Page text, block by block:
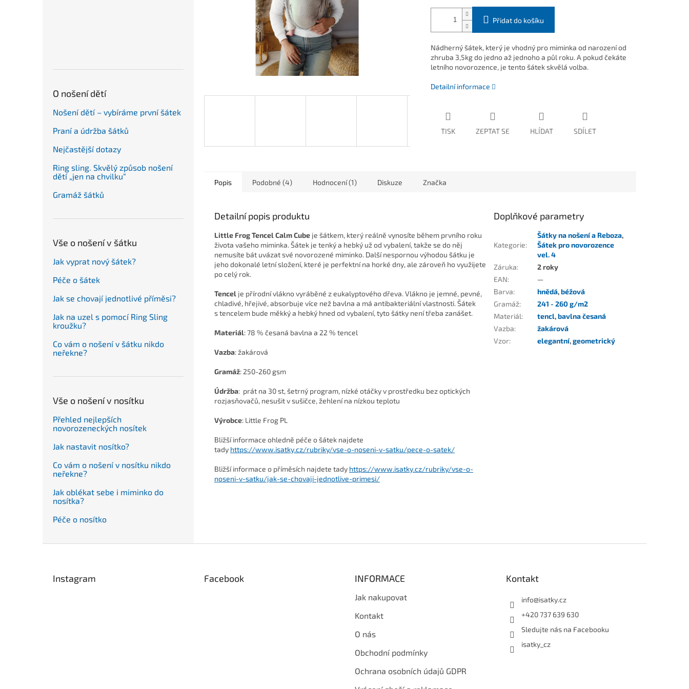
O nošení dětí
Nošení dětí – vybíráme první šátek
Praní a údržba šátků
Nejčastější dotazy
Ring sling. Skvělý způsob nošení
dětí „jen na chvilku“
Gramáž šátků
Vše o nošení v šátku
Jak vyprat nový šátek?
Péče o šátek
Jak se chovají jednotlivé příměsi?
Jak na uzel s pomocí Ring Sling
kroužku?
Co vám o nošení v šátku nikdo
neřekne?
Vše o nošení v nosítku
Přehled nejlepších
novorozeneckých nosítek
Jak nastavit nosítko?
Co vám o nošení v nosítku nikdo
neřekne?
Jak oblékat sebe i miminko do
nosítka?
Péče o nosítko
Přidat do košíku
Nádherný šátek, který je vhodný pro miminka od narození od
zhruba 3,5kg do jedno až jednoho a půl roku. A pokud čekáte
letního novorozence, je tento šátek skvělá volba.
Detailní informace
TISK ZEPTAT SE HLÍDAT SDÍLET
Popis Podobné (4) Hodnocení (1) Diskuze Značka
Detailní popis produktu
Little Frog Tencel Calm Cube je šátkem, který reálně vynosíte během prvního roku
života vašeho miminka. Šátek je tenký a hebký už od vybalení, takže se do něj
nemusíte bát uvázat své novorozené miminko. Další nespornou výhodou šátku je
jeho dokonalé letní složení, které je perfektní na horké dny, ale zároveň ho využijete
po celý rok.
Tencel je přírodní vlákno vyráběné z eukalyptového dřeva. Vlákno je jemné, pevné,
chladivé, hřejivé, absorbuje více než bavlna a má antibakteriální vlastnosti. Šátek
s tencelem bude měkký a hebký hned od vybalení, tyto šátky není třeba zanášet.
Materiál: 78 % česaná bavlna a 22 % tencel
Vazba: žakárová
Gramáž: 250-260 gsm
Údržba: prát na 30 st, šetrný program, nízké otáčky v prostředku bez optických
rozjasňovačů, nesušit v sušičce, žehlení na nízkou teplotu
Výrobce: Little Frog PL
Bližší informace ohledně péče o šátek najdete
tady https://www.isatky.cz/rubriky/vse-o-noseni-v-satku/pece-o-satek/
Bližší informace o příměsích najdete tady https://www.isatky.cz/rubriky/vse-o-
noseni-v-satku/jak-se-chovaji-jednotlive-primesi/
Doplňkové parametry
Kategorie:
Šátky na nošení a Reboza,
Šátek pro novorozence
vel. 4
Záruka:
2 roky
EAN:
—
Barva: hnědá,béžová
Gramáž:
241 - 260 g/m2
Materiál: tencl,bavlna česaná
Vazba:
žakárová
Vzor: elegantní,geometrický
Instagram Facebook INFORMACE
Jak nakupovat
Kontakt
O nás
Obchodní podmínky
Ochrana osobních údajů GDPR
Kontakt
info@isatky.cz
+420 737 639 630
Sledujte nás na Facebooku
isatky_cz